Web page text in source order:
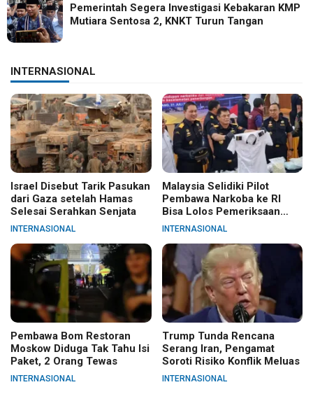
Pemerintah Segera Investigasi Kebakaran KMP
Mutiara Sentosa 2, KNKT Turun Tangan
INTERNASIONAL
Israel Disebut Tarik Pasukan
dari Gaza setelah Hamas
Selesai Serahkan Senjata
INTERNASIONAL
Malaysia Selidiki Pilot
Pembawa Narkoba ke RI
Bisa Lolos Pemeriksaan
KLIA
INTERNASIONAL
Pembawa Bom Restoran
Moskow Diduga Tak Tahu Isi
Paket, 2 Orang Tewas
INTERNASIONAL
Trump Tunda Rencana
Serang Iran, Pengamat
Soroti Risiko Konflik Meluas
INTERNASIONAL